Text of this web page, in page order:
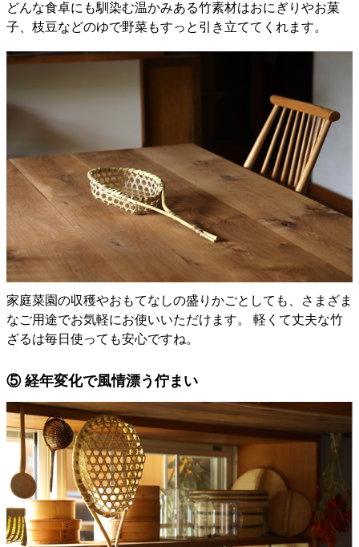
どんな食卓にも馴染む温かみある竹素材はおにぎりやお菓
子、枝豆などのゆで野菜もすっと引き立ててくれます。
家庭菜園の収穫やおもてなしの盛りかごとしても、さまざま
なご用途でお気軽にお使いいただけます。 軽くて丈夫な竹
ざるは毎日使っても安心ですね。
⑤ 経年変化で風情漂う佇まい